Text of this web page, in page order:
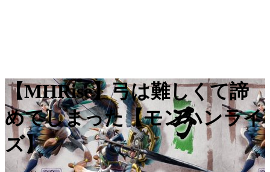
【MHRise】弓は難しくて諦
めてしまった【モンハンライ
ズ】